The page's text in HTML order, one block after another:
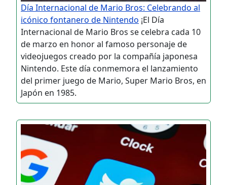
Día Internacional de Mario Bros: Celebrando al
icónico fontanero de Nintendo ¡El Día
Internacional de Mario Bros se celebra cada 10
de marzo en honor al famoso personaje de
videojuegos creado por la compañía japonesa
Nintendo. Este día conmemora el lanzamiento
del primer juego de Mario, Super Mario Bros, en
Japón en 1985.